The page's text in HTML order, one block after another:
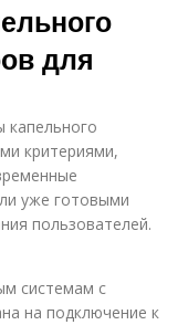
для
капельного
критериями,
уже готовыми
пользователей.
системам с
на подключение к